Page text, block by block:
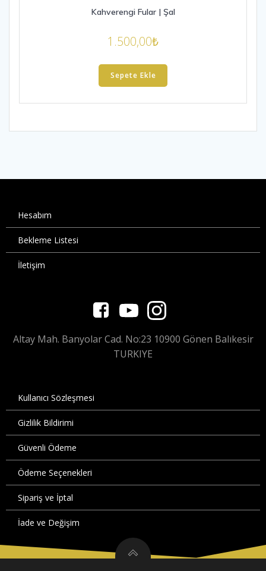
Kahverengi Fular | Şal
1.500,00₺
Sepete Ekle
Hesabım
Bekleme Listesi
İletişim
Altay Mah. Banyolar Cad. No:23 10900 Gönen Balıkesir
TURKIYE
Kullanıcı Sözleşmesi
Gizlilik Bildirimi
Güvenli Ödeme
Ödeme Seçenekleri
Sipariş ve İptal
İade ve Değişim